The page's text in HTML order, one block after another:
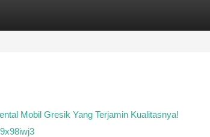
Mobil Gresik Yang Terjamin Kualitasnya!